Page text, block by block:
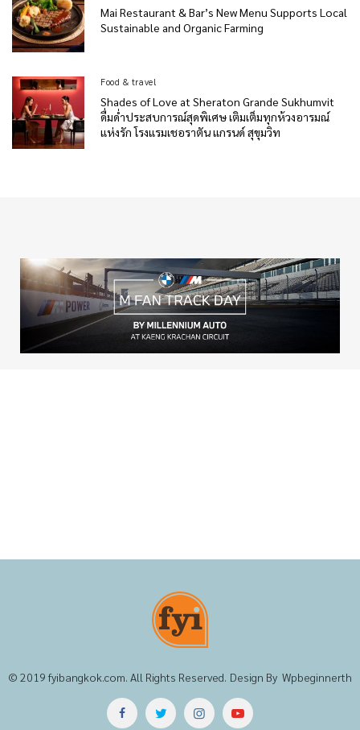
Mai Restaurant & Bar’s New Menu Supports Local
Sustainable and Organic Farming
Food & travel
Shades of Love at Sheraton Grande Sukhumvit
ดื่มด่ำประสบการณ์สุดพิเศษ เติมเต็มทุกห้วงอารมณ์
แห่งรัก โรงแรมเชอราตัน แกรนด์ สุขุมวิท
© 2019fyibangkok.com. All Rights Reserved. Design By Wpbeginnerth